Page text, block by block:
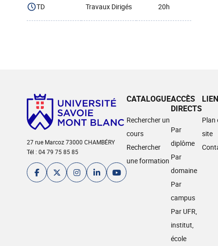
TD Travaux Dirigés 20h
27 rue Marcoz 73000 CHAMBÉRY
Tél : 04 79 75 85 85
CATALOGUE
Rechercher un
cours
Rechercher
une formation
ACCÈS
DIRECTS
Par
diplôme
Par
domaine
Par
campus
Par UFR,
institut,
école
Plan
site